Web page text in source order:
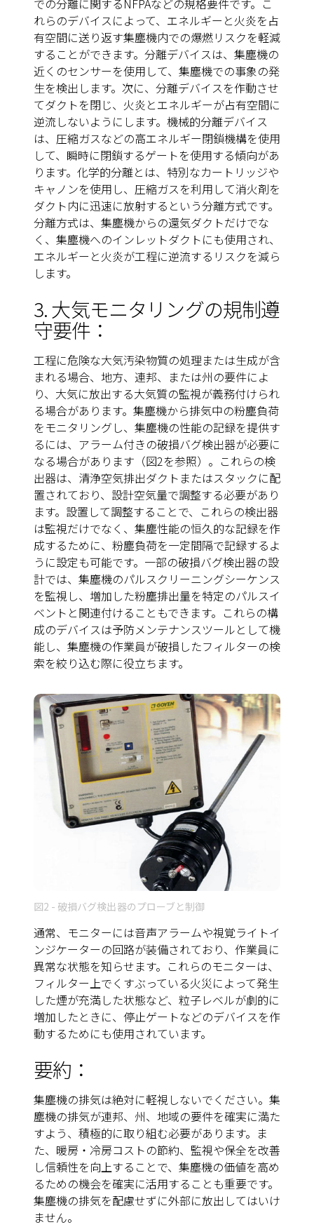
れらのデバイスによって、エネルギーと火炎を占
有空間に送り返す集塵機内での爆燃リスクを軽減
することができます。分離デバイスは、集塵機の
近くのセンサーを使用して、集塵機での事象の発
生を検出します。次に、分離デバイスを作動させ
てダクトを閉じ、火炎とエネルギーが占有空間に
逆流しないようにします。機械的分離デバイス
は、圧縮ガスなどの高エネルギー閉鎖機構を使用
して、瞬時に閉鎖するゲートを使用する傾向があ
ります。化学的分離とは、 特別なカートリッジや
キャノンを使用し、圧縮ガスを利用して消火剤を
ダクト内に迅速に放射するという分離方式です。
分離方式は、集塵機からの還気ダクトだけでな
く、集塵機へのインレットダクトにも使用され、
エネルギーと火炎が工程に逆流するリスクを減ら
します。
3. 大気モニタリングの規制遵
守要件：
工程に危険な大気汚染物質の処理または生成が含
まれる場合、地方、連邦、または州の要件によ
り、大気に放出する大気質の監視が義務付けられ
る場合があります。集塵機から排気中の粉塵負荷
をモニタリングし、集塵機の性能の記録を提供す
るには、アラーム付きの破損バグ検出器が必要に
なる場合があります（図2を参照）。これらの検
出器は、清浄空気排出ダクトまたはスタックに配
置されており、設計空気量で調整する必要があり
ます。設置して調整することで、これらの検出器
は監視だけでなく、集塵性能の恒久的な記録を作
成するために、粉塵負荷を一定間隔で記録するよ
うに設定も可能です。一部の破損バグ検出器の設
計では、集塵機のパルスクリーニングシーケンス
を監視し、増加した粉塵排出量を特定のパルスイ
ベントと関連付けることもできます。これらの構
成のデバイスは予防メンテナンスツールとして機
能し、集塵機の作業員が破損したフィルターの検
索を絞り込む際に役立ちます。
図2 - 破損バグ検出器のプローブと制御
通常、モニターには音声アラームや視覚ライトイ
ンジケーターの回路が装備されており、作業員に
異常な状態を知らせます。これらのモニターは、
フィルター上でくすぶっている火災によって発生
した煙が充満した状態など、粒子レベルが劇的に
増加したときに、停止ゲートなどのデバイスを作
動するためにも使用されています。
要約：
集塵機の排気は絶対に軽視しないでください。集
塵機の排気が連邦、州、地域の要件を確実に満た
すよう、積極的に取り組む必要があります。ま
た、暖房・冷房コストの節約、監視や保全を改善
し信頼性を向上することで、集塵機の価値を高め
るための機会を確実に活用することも重要です。
集塵機の排気を配慮せずに外部に放出してはいけ
ません。